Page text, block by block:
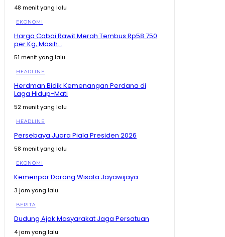
48 menit yang lalu
EKONOMI
Harga Cabai Rawit Merah Tembus Rp58.750
per Kg, Masih...
51 menit yang lalu
HEADLINE
Herdman Bidik Kemenangan Perdana di
Laga Hidup-Mati
52 menit yang lalu
HEADLINE
Persebaya Juara Piala Presiden 2026
58 menit yang lalu
EKONOMI
Kemenpar Dorong Wisata Jayawijaya
3 jam yang lalu
BERITA
Dudung Ajak Masyarakat Jaga Persatuan
4 jam yang lalu